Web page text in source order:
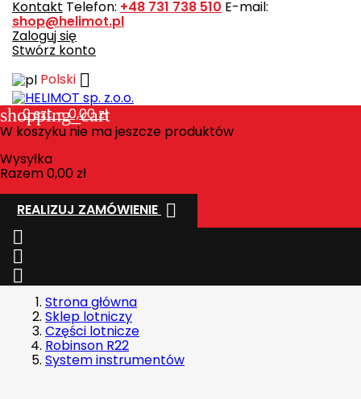
Kontakt Telefon: +48 731 738 510 E-mail:
shop@helimot.pl
Zaloguj się
Stwórz konto
Polski 
shopping_cart
0szt. - 0,00 zł
W koszyku nie ma jeszcze produktów
Wysyłka
Razem0,00 zł
REALIZUJ ZAMÓWIENIE 



Strona główna
Sklep lotniczy
Części lotnicze
Robinson R22
System instrumentów